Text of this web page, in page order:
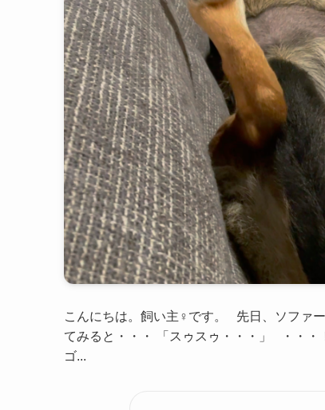
こんにちは。飼い主♀です。 先日、ソファ
てみると・・・ 「スゥスゥ・・・」 ・・
ゴ...